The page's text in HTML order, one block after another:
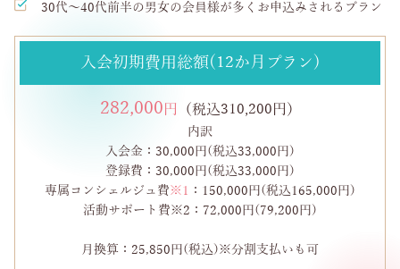
30代～40代前半の男女の会員様が多くお申込みされるプラン
入会初期費用総額(12か月プラン)
282,000 円 （税込310,200円）
内訳
入会金：30,000円(税込33,000円)
登録費：30,000円(税込33,000円)
専属コンシェルジュ費※1 ：150,000円(税込165,000円)
活動サポート費※2：72,000円(79,200円)
月換算：25,850円(税込)※分割支払いも可